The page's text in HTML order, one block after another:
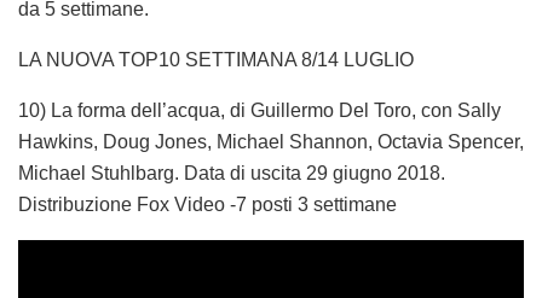
da 5 settimane.
LA NUOVA TOP10 SETTIMANA 8/14 LUGLIO
10) La forma dell’acqua, di Guillermo Del Toro, con Sally
Hawkins, Doug Jones, Michael Shannon, Octavia Spencer,
Michael Stuhlbarg. Data di uscita 29 giugno 2018.
Distribuzione Fox Video -7 posti 3 settimane